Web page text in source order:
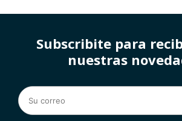
Subscribite para
nuestras